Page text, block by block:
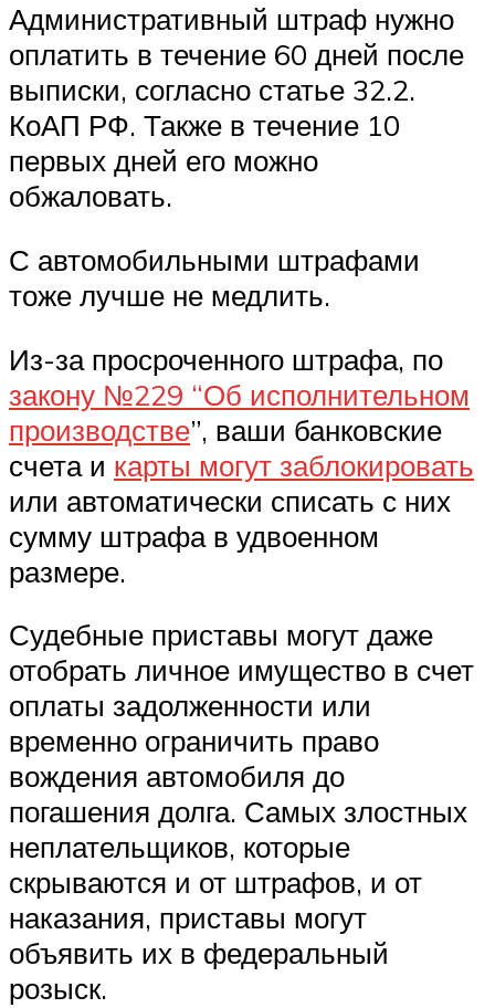
Административный штраф нужно
оплатить в течение 60 дней после
выписки, согласно статье 32.2.
КоАП РФ. Также в течение 10
первых дней его можно
обжаловать.
С автомобильными штрафами
тоже лучше не медлить.
Из-за просроченного штрафа, по
закону №229 “Об исполнительном
производстве”, ваши банковские
счета и карты могут заблокировать
или автоматически списать с них
сумму штрафа в удвоенном
размере.
Судебные приставы могут даже
отобрать личное имущество в счет
оплаты задолженности или
временно ограничить право
вождения автомобиля до
погашения долга. Самых злостных
неплательщиков, которые
скрываются и от штрафов, и от
наказания, приставы могут
объявить их в федеральный
розыск.